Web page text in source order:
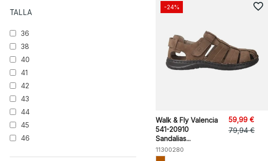
TALLA
36
38
40
41
42
43
44
45
46
Walk & Fly Valencia
541-20910
Sandalias...
11300280
59,99 €
79,94 €
-24% favorite_border